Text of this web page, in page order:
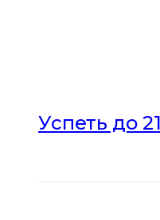
Успеть до